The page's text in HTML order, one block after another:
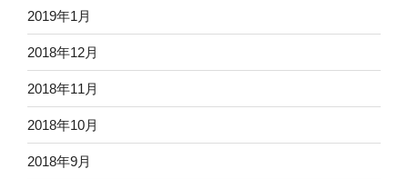
2019年1月
2018年12月
2018年11月
2018年10月
2018年9月